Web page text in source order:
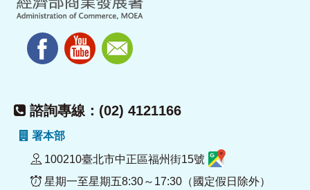
諮詢專線：(02) 4121166
署本部
100210臺北市中正區福州街15號
星期一至星期五8:30～17:30（國定假日除外）